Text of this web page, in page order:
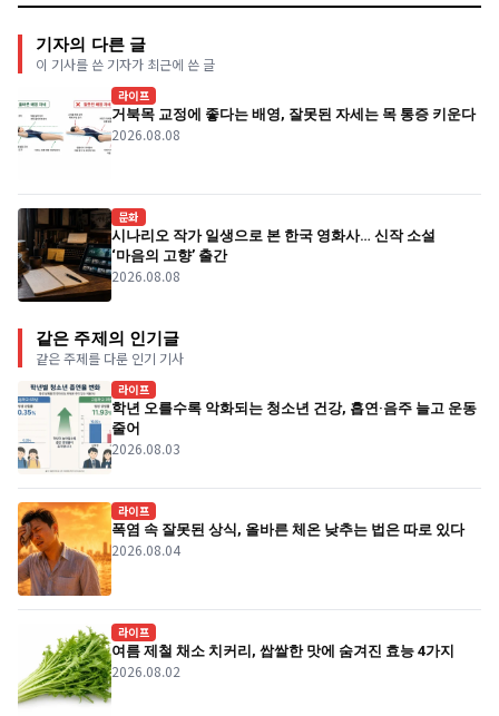
기자의 다른 글
이 기사를 쓴 기자가 최근에 쓴 글
라이프
거북목 교정에 좋다는 배영, 잘못된 자세는 목 통증 키운다
2026.08.08
문화
시나리오 작가 일생으로 본 한국 영화사… 신작 소설
‘마음의 고향’ 출간
2026.08.08
같은 주제의 인기글
같은 주제를 다룬 인기 기사
라이프
학년 오를수록 악화되는 청소년 건강, 흡연·음주 늘고 운동
줄어
2026.08.03
라이프
폭염 속 잘못된 상식, 올바른 체온 낮추는 법은 따로 있다
2026.08.04
라이프
여름 제철 채소 치커리, 쌉쌀한 맛에 숨겨진 효능 4가지
2026.08.02